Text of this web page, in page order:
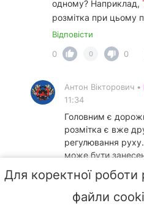
одному? Наприклад,
розмітка при цьому
Відповісти
0
0 0
Антон Вікторович •
11:34
Головним є
розмітка є вже
регулювання
може бути
є саме те, що
поставлений
тротуару, як
, а ось як
Для коректної роботи
файли